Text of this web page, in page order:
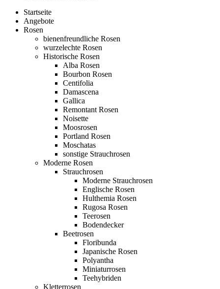
Startseite
Angebote
Rosen
bienenfreundliche Rosen
wurzelechte Rosen
Historische Rosen
Alba Rosen
Bourbon Rosen
Centifolia
Damascena
Gallica
Remontant Rosen
Noisette
Moosrosen
Portland Rosen
Moschatas
sonstige Strauchrosen
Moderne Rosen
Strauchrosen
Moderne Strauchrosen
Englische Rosen
Hulthemia Rosen
Rugosa Rosen
Teerosen
Bodendecker
Beetrosen
Floribunda
Japanische Rosen
Polyantha
Miniaturrosen
Teehybriden
Kletterrosen